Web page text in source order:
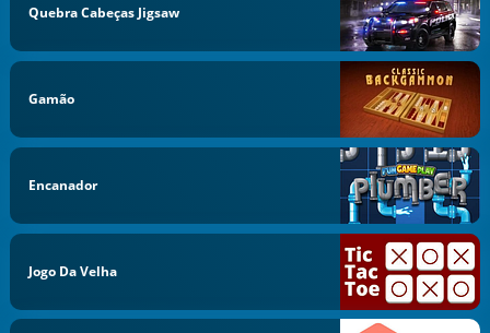
Quebra Cabeças Jigsaw
Gamão
Encanador
Jogo Da Velha